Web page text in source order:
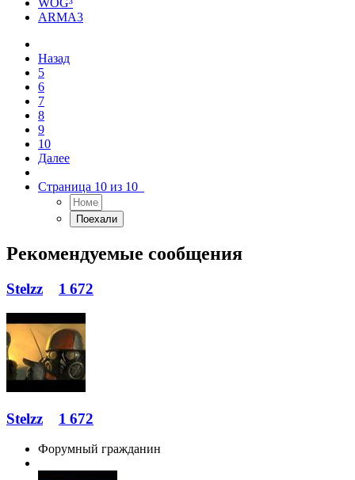
WOG³
ARMA3
Назад
5
6
7
8
9
10
Далее
Страница 10 из 10
Рекомендуемые сообщения
Stelzz 1 672
Stelzz 1 672
Форумный гражданин